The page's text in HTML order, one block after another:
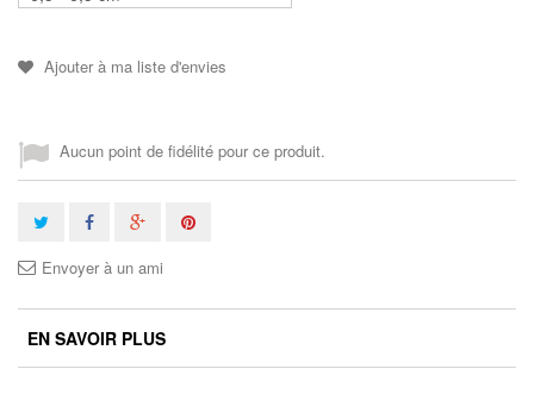
Ajouter à ma liste d'envies
Aucun point de fidélité pour ce produit.
Envoyer à un ami
EN SAVOIR PLUS